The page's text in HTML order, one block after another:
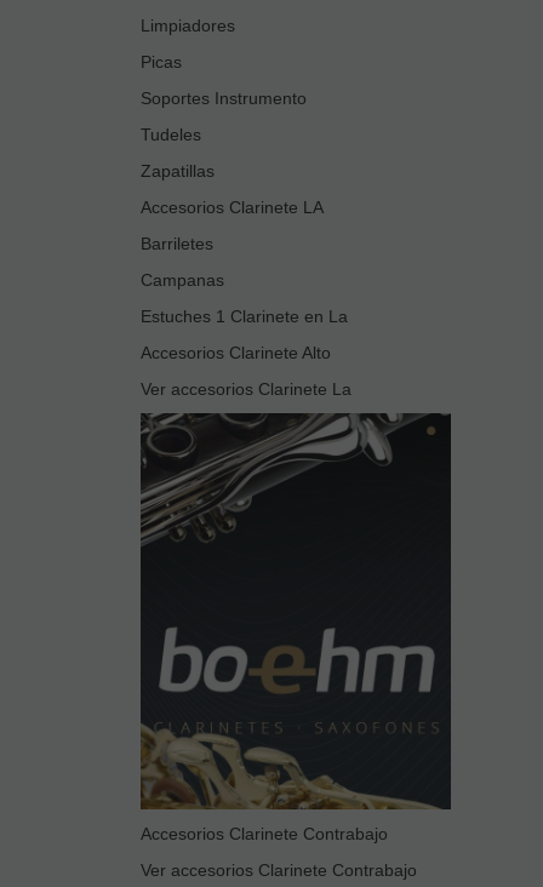
Limpiadores
Picas
Soportes Instrumento
Tudeles
Zapatillas
Accesorios Clarinete LA
Barriletes
Campanas
Estuches 1 Clarinete en La
Accesorios Clarinete Alto
Ver accesorios Clarinete La
Accesorios Clarinete Contrabajo
Ver accesorios Clarinete Contrabajo